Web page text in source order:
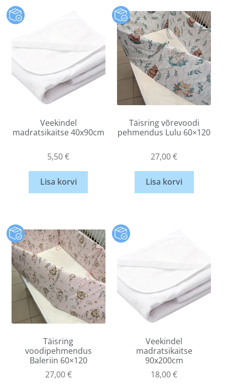
Veekindel
madratsikaitse 40x90cm
5,50€
Lisa korvi
Täisring võrevoodi
pehmendus Lulu 60×120
27,00€
Lisa korvi
Täisring
voodipehmendus
Baleriin 60×120
27,00€
Veekindel
madratsikaitse
90x200cm
18,00€